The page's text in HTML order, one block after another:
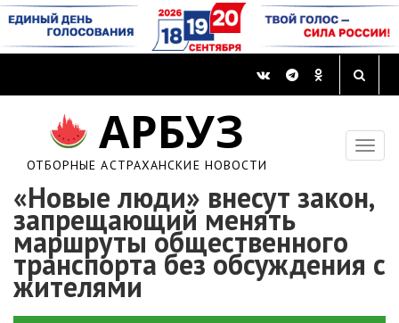
АРБУЗ
ОТБОРНЫЕ АСТРАХАНСКИЕ НОВОСТИ
«Новые люди» внесут закон,
запрещающий менять
маршруты общественного
транспорта без обсуждения с
жителями